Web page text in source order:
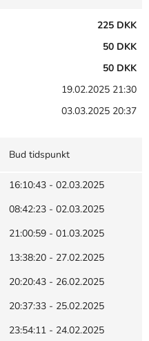
225 DKK
50 DKK
50 DKK
19.02.2025 21:30
03.03.2025 20:37
Bud tidspunkt
16:10:43 - 02.03.2025
08:42:23 - 02.03.2025
21:00:59 - 01.03.2025
13:38:20 - 27.02.2025
20:20:43 - 26.02.2025
20:37:33 - 25.02.2025
23:54:11 - 24.02.2025